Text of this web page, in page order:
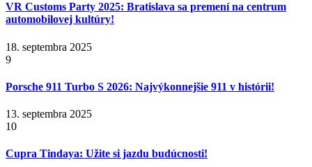
VR Customs Party 2025: Bratislava sa premení na centrum
automobilovej kultúry!
18. septembra 2025
9
Porsche 911 Turbo S 2026: Najvýkonnejšie 911 v histórii!
13. septembra 2025
10
Cupra Tindaya: Užite si jazdu budúcnosti!